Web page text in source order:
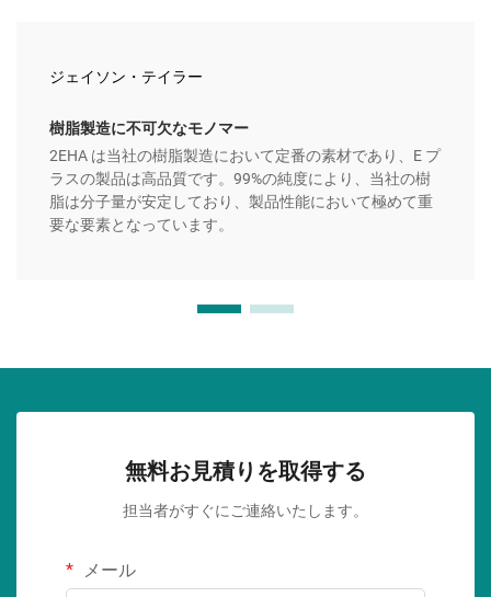
ジェイソン・テイラー
樹脂製造に不可欠なモノマー
2EHA は当社の樹脂製造において定番の素材であり、E プ
ラスの製品は高品質です。99%の純度により、当社の樹
脂は分子量が安定しており、製品性能において極めて重
要な要素となっています。
無料お見積りを取得する
担当者がすぐにご連絡いたします。
メール